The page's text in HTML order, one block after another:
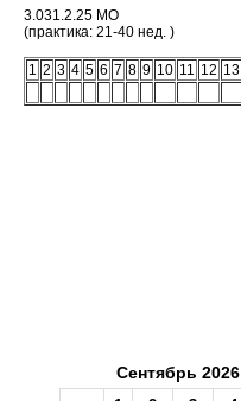
3.031.2.25 МО
(практика: 21-40 нед. )
1 2 3 4 5 6 7 8 9 10 11 12 13
Сентябрь 2026